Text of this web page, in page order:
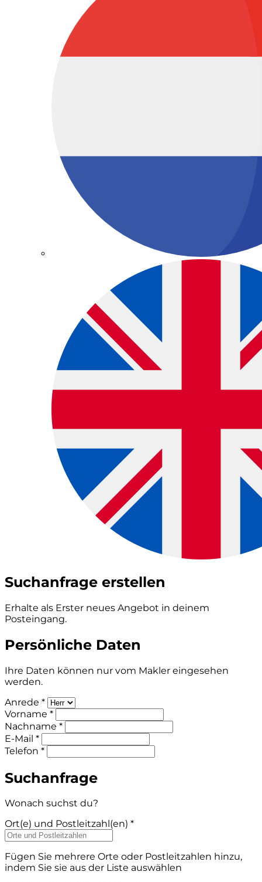
Suchanfrage erstellen
Erhalte als Erster neues Angebot in deinem
Posteingang.
Persönliche Daten
Ihre Daten können nur vom Makler eingesehen
werden.
Anrede *
Vorname *
Nachname *
E-Mail *
Telefon *
Suchanfrage
Wonach suchst du?
Ort(e) und Postleitzahl(en) *
Fügen Sie mehrere Orte oder Postleitzahlen hinzu,
indem Sie sie aus der Liste auswählen